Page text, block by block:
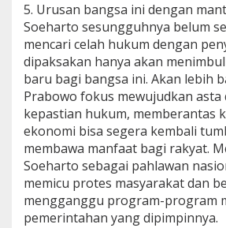
a
h
5. Urusan bangsa ini dengan
Soeharto sesungguhnya belum
mencari celah hukum dengan
dipaksakan hanya akan
baru bagi bangsa ini. Akan lebih
Prabowo fokus mewujudkan asta
kepastian hukum, memberantas
ekonomi bisa segera kembali
membawa manfaat bagi rakyat.
Soeharto sebagai pahlawan
memicu protes masyarakat dan
mengganggu program-program
pemerintahan yang dipimpinnya.